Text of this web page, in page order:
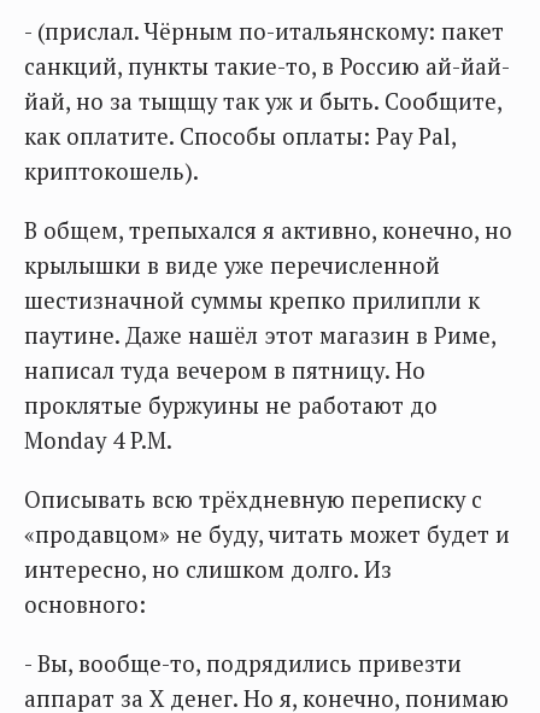
- (прислал. Чёрным по-итальянскому: пакет
санкций, пункты такие-то, в Россию ай-йай-
йай, но за тыщщу так уж и быть. Сообщите,
как оплатите. Способы оплаты: Pay Pal,
криптокошель).
В общем, трепыхался я активно, конечно, но
крылышки в виде уже перечисленной
шестизначной суммы крепко прилипли к
паутине. Даже нашёл этот магазин в Риме,
написал туда вечером в пятницу. Но
проклятые буржуины не работают до
Monday 4 P.M.
Описывать всю трёхдневную переписку с
«продавцом» не буду, читать может будет и
интересно, но слишком долго. Из
основного:
- Вы, вообще-то, подрядились привезти
аппарат за Х денег. Но я, конечно, понимаю